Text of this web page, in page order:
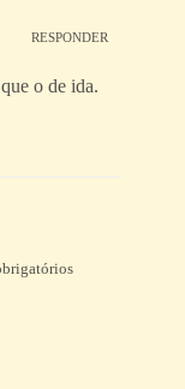
RESPONDER
o de ida.